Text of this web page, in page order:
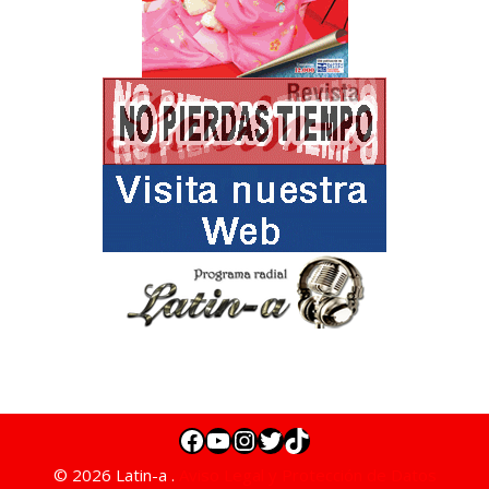
© 2026 Latin-a .